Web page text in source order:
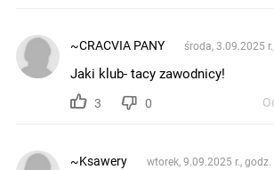
~CRACVIA PANY środa, 3.09.2025
Jaki klub- tacy zawodnicy!
3 0
~Ksawery wtorek, 9.09.2025 r., godz.